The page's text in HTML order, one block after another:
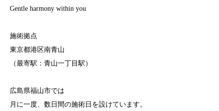
Gentle harmony within you
施術拠点
東京都港区南青山
（最寄駅：青山一丁目駅）
広島県福山市では
月に一度、数日間の施術日を設けています。